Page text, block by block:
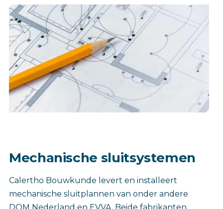
Mechanische sluitsystemen
Calertho Bouwkunde levert en installeert
mechanische sluitplannen van onder andere